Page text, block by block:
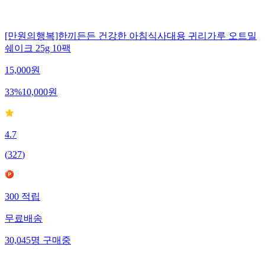
[만원의행복]한끼든든 건강한 아침식사대용 귀리가루 오트밀
쉐이크 25g 10팩
15,000원
33%10,000원
4.7
(327)
300적립
무료배송
30,045명구매중